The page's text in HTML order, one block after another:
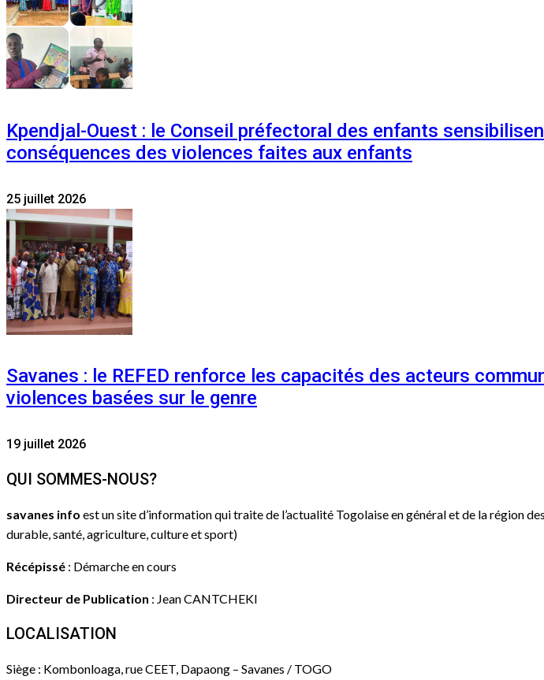
Kpendjal-Ouest : le Conseil préfectoral des enfants
conséquences des violences faites aux enfants
25 juillet 2026
Savanes : le REFED renforce les capacités des acteurs
violences basées sur le genre
19 juillet 2026
QUI SOMMES-NOUS?
savanes info est un site d’information qui traite de l’actualité Togolaise en général et de la région
durable, santé, agriculture, culture et sport)
Récépissé : Démarche en cours
Directeur de Publication : Jean CANTCHEKI
LOCALISATION
Siège : Kombonloaga, rue CEET, Dapaong – Savanes / TOGO